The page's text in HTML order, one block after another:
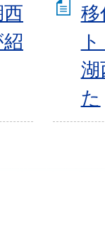
西
移
湖
た